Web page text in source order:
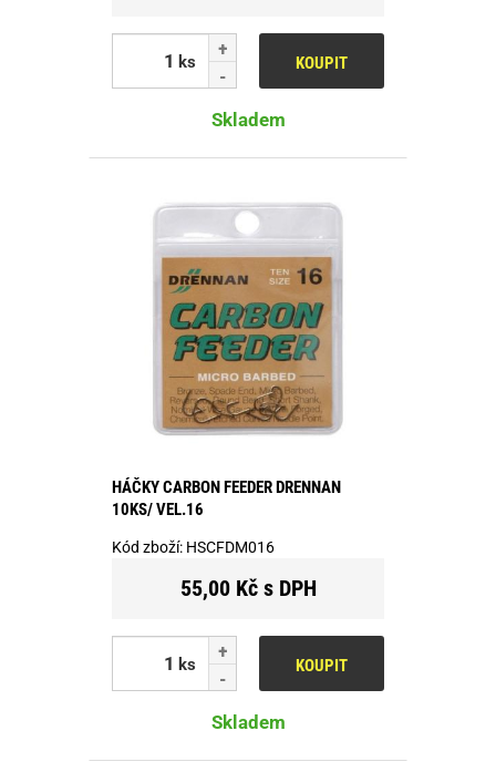
ks KOUPIT
Skladem
HÁČKY CARBON FEEDER DRENNAN
10KS/ VEL.16
Kód zboží: HSCFDM016
55,00 Kč s DPH
ks KOUPIT
Skladem